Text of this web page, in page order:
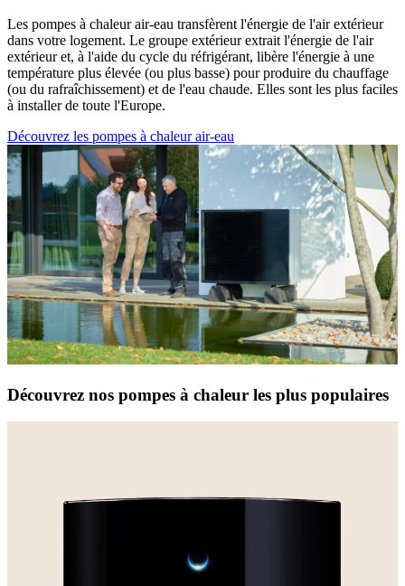
Les pompes à chaleur air-eau transfèrent l'énergie de l'air extérieur
dans votre logement. Le groupe extérieur extrait l'énergie de l'air
extérieur et, à l'aide du cycle du réfrigérant, libère l'énergie à une
température plus élevée (ou plus basse) pour produire du chauffage
(ou du rafraîchissement) et de l'eau chaude. Elles sont les plus faciles
à installer de toute l'Europe.
Découvrez les pompes à chaleur air-eau
Découvrez nos pompes à chaleur les plus populaires